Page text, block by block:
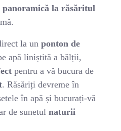
panoramică la răsăritul
la un ponton de
apă liniștită a bălții,
pentru a vă bucura de
. Răsăriți devreme în
în apă și bucurați-vă
de sunetul naturii